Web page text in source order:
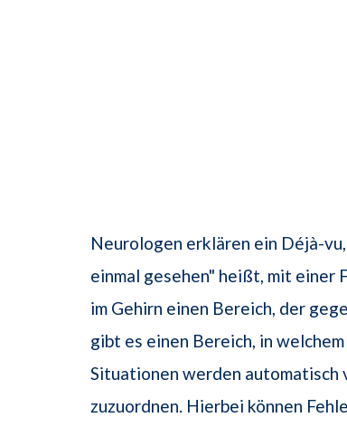
Neurologen erklären ein Déjà-
einmal gesehen" heißt, mit einer
im Gehirn einen Bereich, der
gibt es einen Bereich, in
Situationen werden
zuzuordnen. Hierbei können